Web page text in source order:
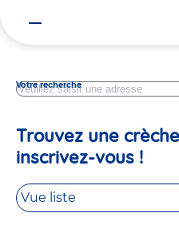
Votre recherche
Trouvez une
inscrivez-vous !
Vue liste